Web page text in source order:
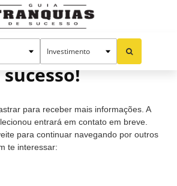
efetuado com
sucesso!
para receber mais informações. A
entrará em contato em breve.
para continuar navegando por outros
te interessar: